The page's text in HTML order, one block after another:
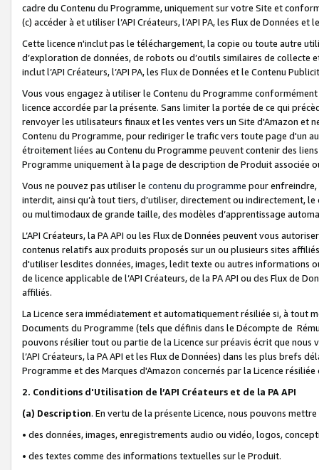
cadre du Contenu du Programme, uniquement sur votre Site et
(c) accéder à et utiliser l’API Créateurs, l’API PA, les Flux de Données
Cette licence n'inclut pas le téléchargement, la copie ou toute autre
d’exploration de données, de robots ou d’outils similaires de
inclut l’API Créateurs, l’API PA, les Flux de Données et le Contenu
Vous vous engagez à utiliser le Contenu du Programme
licence accordée par la présente. Sans limiter la portée de ce qui
renvoyer les utilisateurs finaux et les ventes vers un Site d'Amazon et
Contenu du Programme, pour rediriger le trafic vers toute page d'un
étroitement liées au Contenu du Programme peuvent contenir des
Programme uniquement à la page de description de Produit associée
Vous ne pouvez pas utiliser le contenu du programme pour
interdit, ainsi qu’à tout tiers, d’utiliser, directement ou indirectement,
ou multimodaux de grande taille, des modèles d’apprentissage
L’API Créateurs, la PA API ou les Flux de Données peuvent vous
contenus relatifs aux produits proposés sur un ou plusieurs sites
d'utiliser lesdites données, images, ledit texte ou autres informations
de licence applicable de l’API Créateurs, de la PA API ou des Flux de
affiliés.
La Licence sera immédiatement et automatiquement résiliée si, à
Documents du Programme (tels que définis dans le Décompte de
pouvons résilier tout ou partie de la Licence sur préavis écrit que
l’API Créateurs, la PA API et les Flux de Données) dans les plus
Programme et des Marques d'Amazon concernés par la Licence
2. Conditions d'Utilisation de l’API Créateurs et de la PA API
(a) Description. En vertu de la présente Licence, nous pouvons
• des données, images, enregistrements audio ou vidéo, logos,
• des textes comme des informations textuelles sur le Produit.